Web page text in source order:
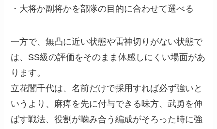
・大将か副将かを部隊の目的に合わせて選べる
一方で、無凸に近い状態や雷神切りがない状態で
は、SS級の評価をそのまま体感しにくい場面があ
ります。
立花誾千代は、名前だけで採用すれば必ず強いと
いうより、麻痺を先に付与できる味方、武勇を伸
ばす戦法、役割が噛み合う編成がそろった時に強